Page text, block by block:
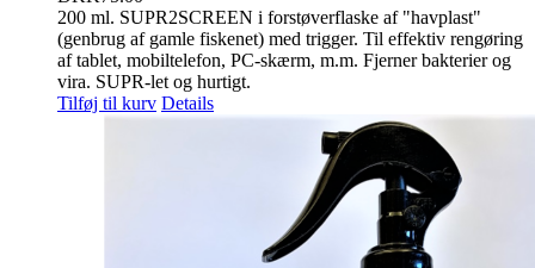
200 ml. SUPR2SCREEN i forstøverflaske af "havplast"
(genbrug af gamle fiskenet) med trigger. Til effektiv rengøring
af tablet, mobiltelefon, PC-skærm, m.m. Fjerner bakterier og
vira. SUPR-let og hurtigt.
Tilføj til kurv Details